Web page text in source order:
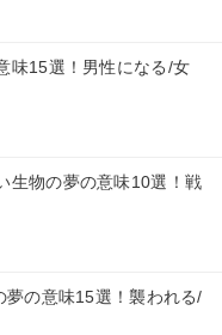
味15選！男性になる/女
生物の夢の意味10選！戦
夢の意味15選！襲われる/